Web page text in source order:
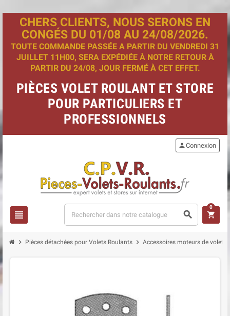
CHERS CLIENTS, NOUS SERONS EN
CONGÉS DU 01/08 AU 24/08/2026.
TOUTE COMMANDE PASSÉE A PARTIR DU VENDREDI 31
JUILLET 11H00, SERA EXPÉDIÉE À NOTRE RETOUR À
PARTIR DU 24/08, JOUR FERMÉ À CET EFFET.
PIÈCES VOLET ROULANT ET STORE
POUR PARTICULIERS ET
PROFESSIONNELS
view_headline search
personConnexion
shopping_cart
0
chevron_right Pièces détachées pour Volets Roulants chevron_right Accessoires moteurs de volet